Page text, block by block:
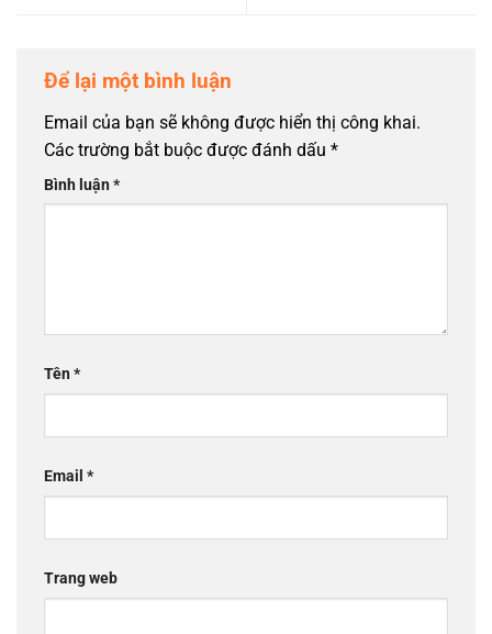
Để lại một bình luận
Email của bạn sẽ không được hiển thị công khai.
Các trường bắt buộc được đánh dấu *
Bình luận*
Tên*
Email *
Trang web